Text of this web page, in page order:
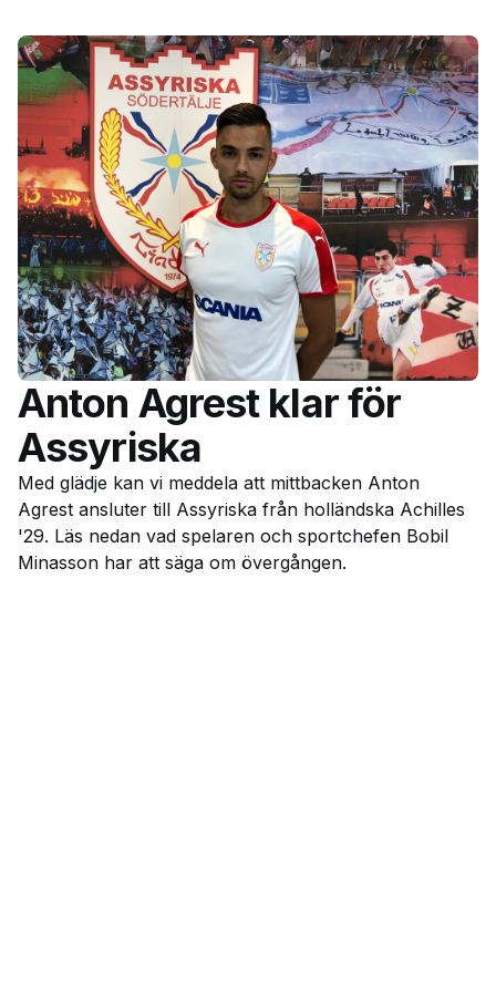
Anton Agrest klar för
Assyriska
Med glädje kan vi meddela att mittbacken Anton
Agrest ansluter till Assyriska från holländska Achilles
'29. Läs nedan vad spelaren och sportchefen Bobil
Minasson har att säga om övergången.